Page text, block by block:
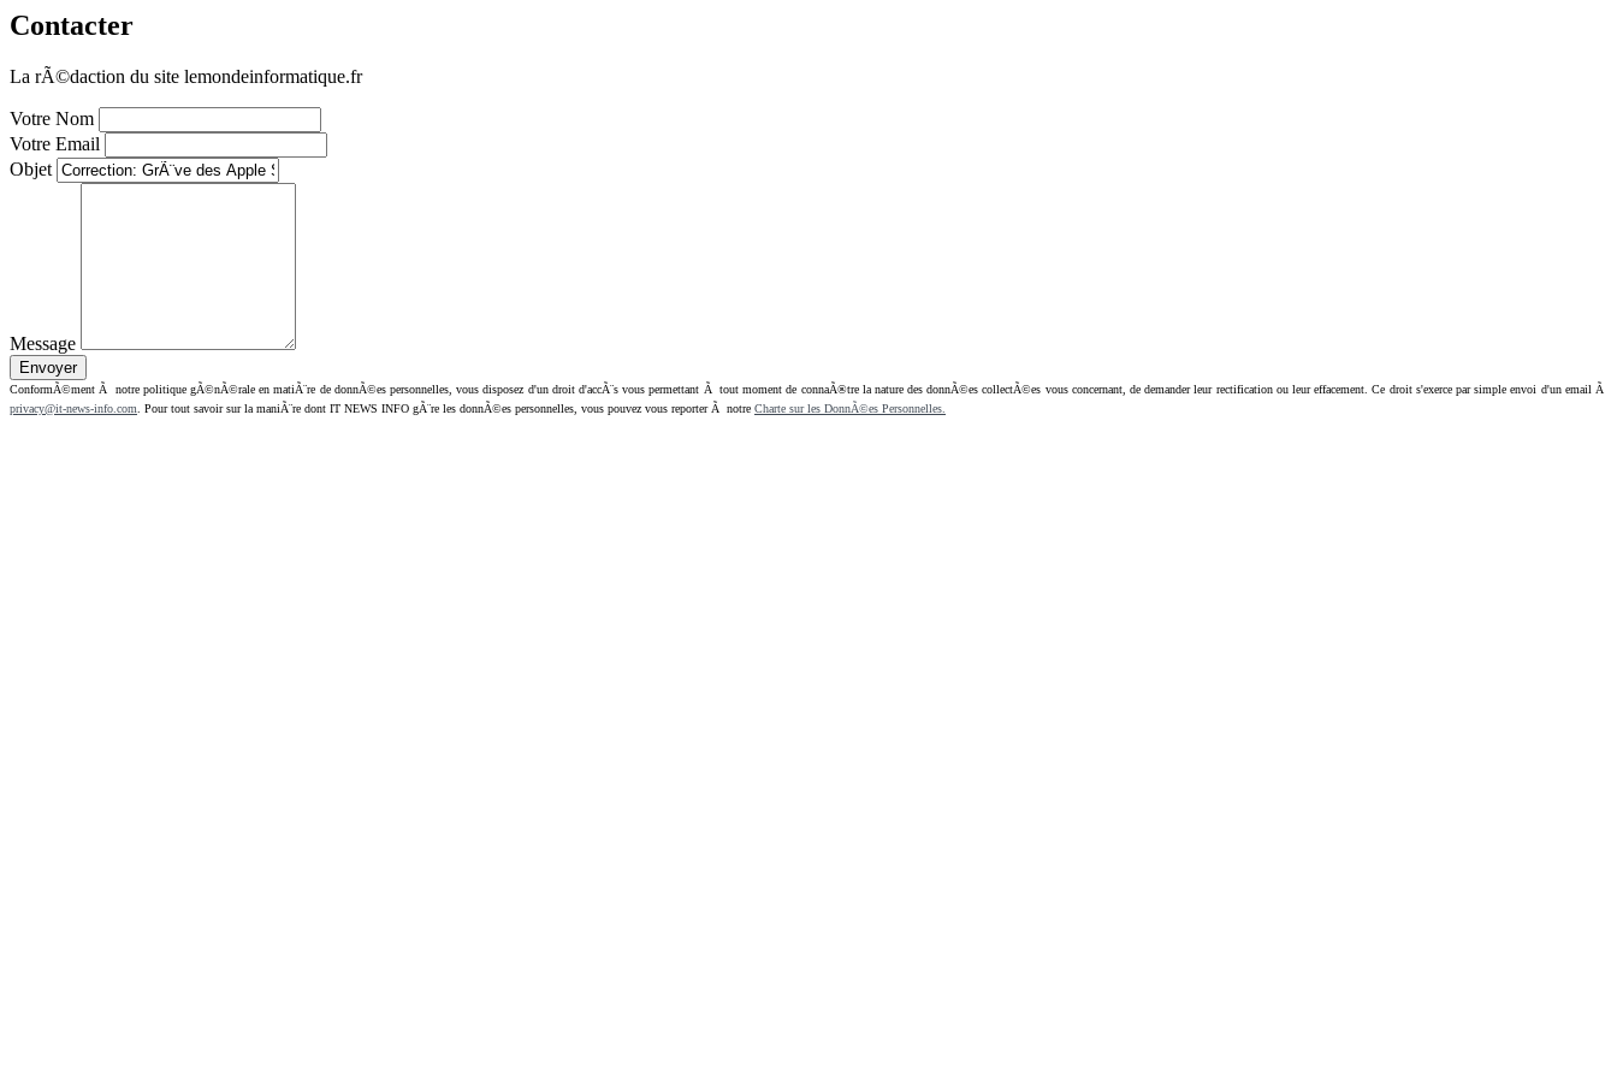
Contacter
La rÃ©daction du site lemondeinformatique.fr
Votre Nom
Votre Email
Objet
Message
ConformÃ©ment Ã notre politique gÃ©nÃ©rale en matiÃ¨re de donnÃ©es personnelles, vous disposez d'un droit d'accÃ¨s vous permettant Ã tout moment de connaÃ®tre la nature des donnÃ©es collectÃ©es vous concernant, de demander leur rectification ou leur effacement. Ce droit s'exerce par simple envoi d'un email Ã
privacy@it-news-info.com . Pour tout savoir sur la maniÃ¨re dont IT NEWS INFO gÃ¨re les donnÃ©es personnelles, vous pouvez vous reporter Ã notre Charte sur les DonnÃ©es Personnelles.